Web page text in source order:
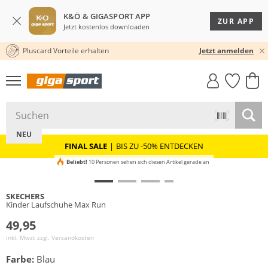
K&Ö & GIGASPORT APP
Jetzt kostenlos downloaden
ZUR APP
30 TAGE RÜCKGABERECHT
Pluscard Vorteile erhalten Jetzt anmelden
GIGASTYLE
FAHRRAD­
MUST-HAVE
FINAL SALE | BIS ZU -50% ENTDECKEN
NEU
Beliebt! 10 Personen sehen sich diesen Artikel gerade an
SKECHERS
Kinder Laufschuhe Max Run
49,95
inkl. Mwst zzgl. Versandkosten
Farbe: Blau